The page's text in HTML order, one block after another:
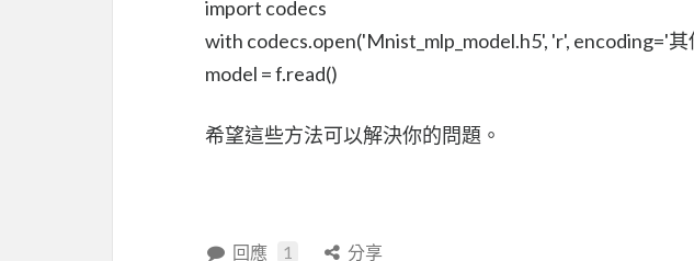
import codecs
with codecs.open('Mnist_mlp_model.h5', 'r', encoding='
model = f.read()
希望這些方法可以解決你的問題。
回應 1 分享